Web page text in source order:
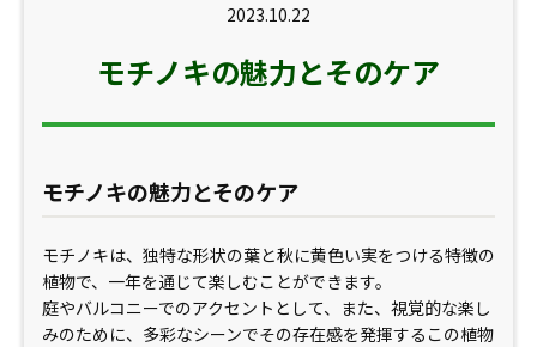
2023.10.22
モチノキの魅力とそのケア
モチノキの魅力とそのケア
モチノキは、独特な形状の葉と秋に黄色い実をつける特徴の
植物で、一年を通じて楽しむことができます。
庭やバルコニーでのアクセントとして、また、視覚的な楽し
みのために、多彩なシーンでその存在感を発揮するこの植物